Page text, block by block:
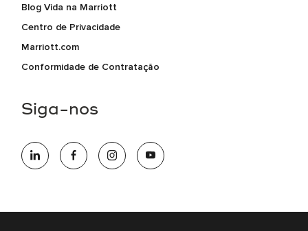
Blog Vida na Marriott
Centro de Privacidade
Marriott.com
Conformidade de Contratação
Siga-nos